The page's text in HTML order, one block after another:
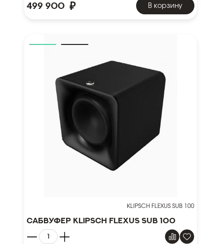
499 900 ₽ В корзину
KLIPSCH FLEXUS SUB 100
Сабвуфер Klipsch Flexus Sub 100